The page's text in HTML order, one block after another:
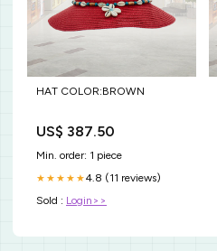
HAT COLOR:BROWN
US$ 387.50
Min. order: 1 piece
★★★★★4.8 (11 reviews)
Sold : Login>>